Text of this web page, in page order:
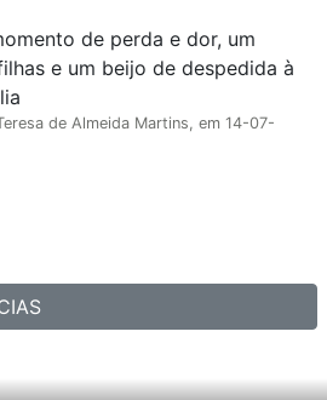
e um beijo de despedida à
de Almeida Martins, em 14-07-